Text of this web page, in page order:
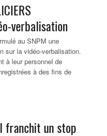
verbalisation
au SNPM une
sur la vidéo-verbalisation.
à leur personnel de
à des fins de
franchit un stop